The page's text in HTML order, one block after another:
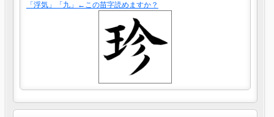
「浮気」「九」←この苗字読めますか？